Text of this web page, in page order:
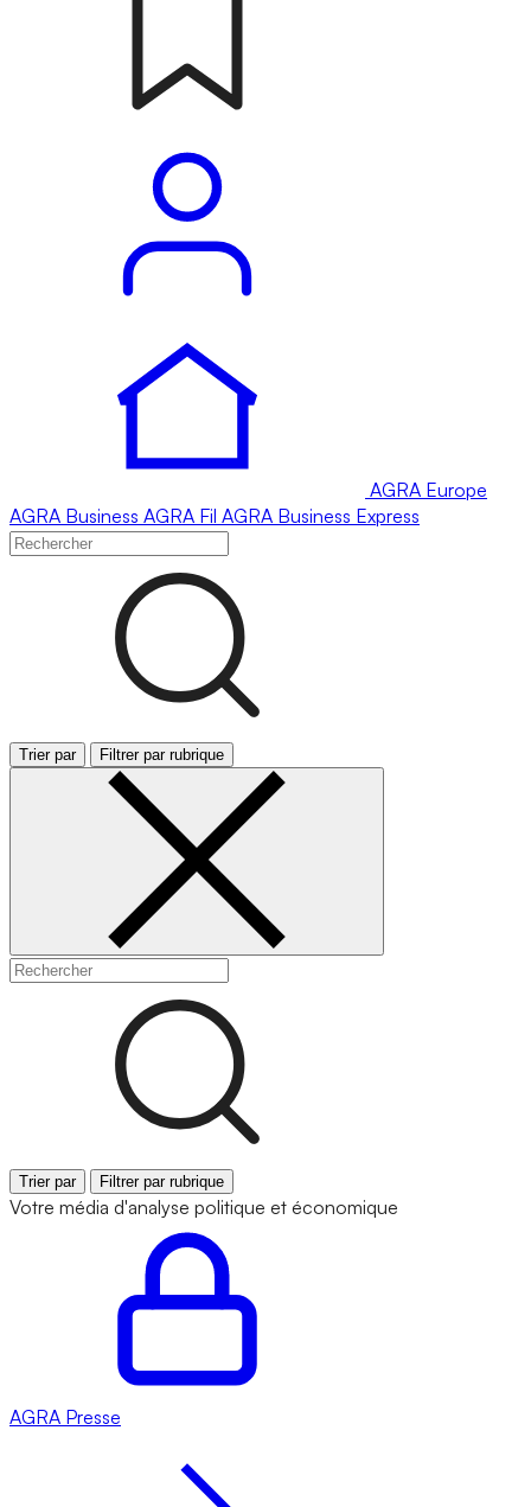
AGRA Europe
AGRA Business AGRA Fil AGRA Business Express
Trier par Filtrer par rubrique
Trier par Filtrer par rubrique
Votre média d'analyse politique et économique
AGRA Presse